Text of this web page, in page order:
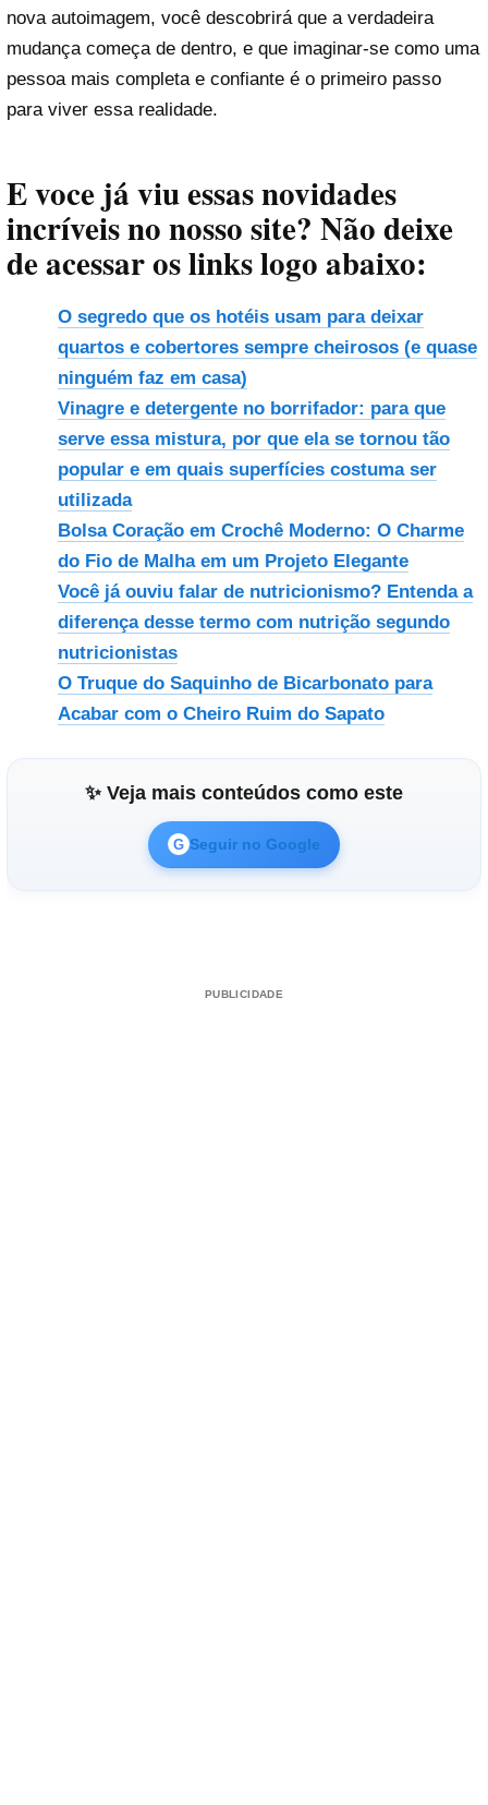
nova autoimagem, você descobrirá que a verdadeira
mudança começa de dentro, e que imaginar-se como uma
pessoa mais completa e confiante é o primeiro passo
para viver essa realidade.
E voce já viu essas novidades
incríveis no nosso site? Não deixe
de acessar os links logo abaixo:
O segredo que os hotéis usam para deixar
quartos e cobertores sempre cheirosos (e quase
ninguém faz em casa)
Vinagre e detergente no borrifador: para que
serve essa mistura, por que ela se tornou tão
popular e em quais superfícies costuma ser
utilizada
Bolsa Coração em Crochê Moderno: O Charme
do Fio de Malha em um Projeto Elegante
Você já ouviu falar de nutricionismo? Entenda a
diferença desse termo com nutrição segundo
nutricionistas
O Truque do Saquinho de Bicarbonato para
Acabar com o Cheiro Ruim do Sapato
✨ Veja mais conteúdos como este
G Seguir no Google
PUBLICIDADE